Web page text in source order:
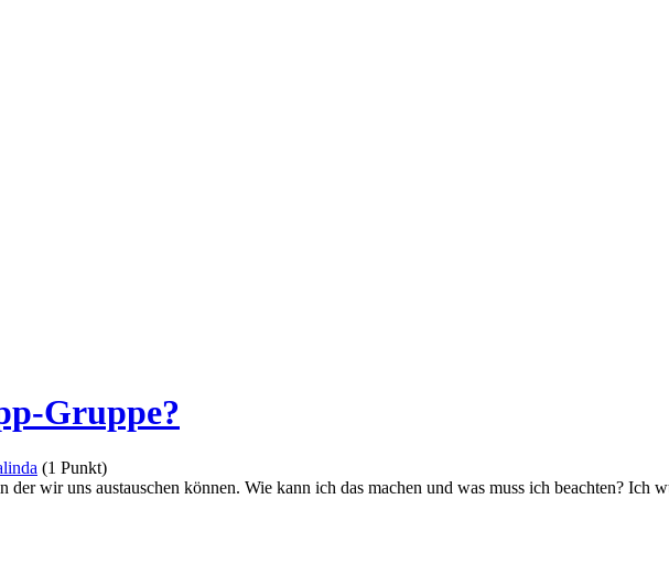
Gruppe?
(1 Punkt)
wir uns austauschen können. Wie kann ich das machen und was muss ich beachten? Ich